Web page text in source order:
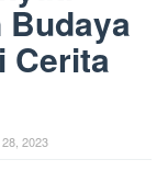
Budaya
Cerita
2023